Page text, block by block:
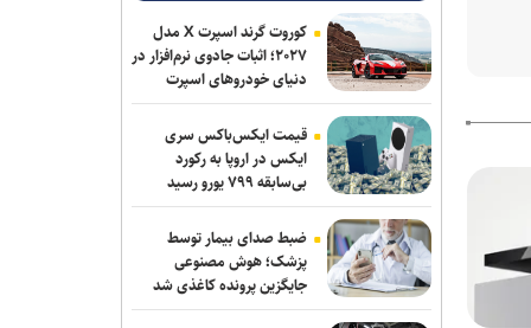
هوشمند گوگل مپ اضافه شد
کوروت گرند اسپرت X مدل
۲۰۲۷؛ اثبات جادوی نرم‌افزار در
دنیای خودروهای اسپرت
قیمت ایکس‌باکس سری
ایکس در اروپا به رکورد
بی‌سابقه ۷۹۹ یورو رسید
ضبط صدای بیمار توسط
پزشک؛ هوش مصنوعی
جایگزین پرونده کاغذی شد